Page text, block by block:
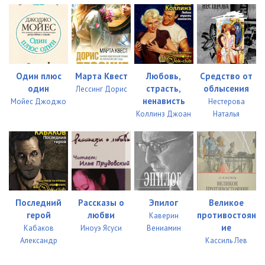
07_03_Hozyayka_zamka_Mellin 23:47
08_01_Hozyayka_zamka_Mellin 15:12
08_02_Hozyayka_zamka_Mellin 26:33
08_03_Hozyayka_zamka_Mellin 21:53
15:52
Один плюс
один
Мойес Джоджо
Марта Квест
Лессинг Дорис
Любовь,
страсть,
ненависть
Коллинз Джоан
Средство от
облысения
Нестерова
Наталья
Последний
герой
Кабаков
Александр
Рассказы о
любви
Иноуэ Ясуси
Эпилог
Каверин
Вениамин
Великое
противостоян
ие
Кассиль Лев